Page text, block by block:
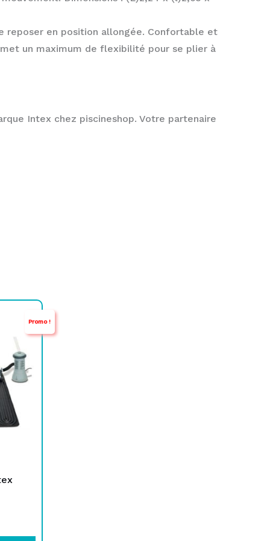
reposer en position allongée. Confortable et
un maximum de flexibilité pour se plier à
Intex chez piscineshop. Votre partenaire
Promo !